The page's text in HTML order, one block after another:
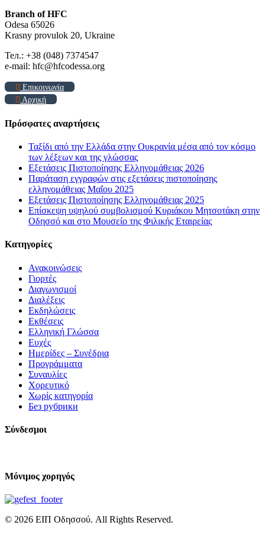
Branch of HFC
Odesa 65026
Krasny provulok 20, Ukraine
Тел.: +38 (048) 7374547
e-mail: hfc@hfcodessa.org
Επικοινωνία
Αρχική
Πρόσφατες αναρτήσεις
Ταξίδι από την Ελλάδα στην Ουκρανία μέσα από τον κόσμο
των λέξεων και της γλώσσας
Εξετάσεις Πιστοποίησης Ελληνομάθειας 2026
Παράταση εγγραφών στις εξετάσεις πιστοποίησης
ελληνομάθειας Μαΐου 2025
Εξετάσεις Πιστοποίησης Ελληνομάθειας 2025
Επίσκεψη υψηλού συμβολισμού Κυριάκου Μητσοτάκη στην
Οδησσό και στο Μουσείο της Φιλικής Εταιρείας
Kατηγορίες
Ανακοινώσεις
Γιορτές
Διαγωνισμοί
Διαλέξεις
Εκδηλώσεις
Εκθέσεις
Ελληνική Γλώσσα
Ευχές
Ημερίδες – Συνέδρια
Προγράμματα
Συναυλίες
Χορευτικό
Χωρίς κατηγορία
Без рубрики
Σύνδεσμοι
Μόνιμος χορηγός
© 2026 ΕΙΠ Οδησσού. All Rights Reserved.